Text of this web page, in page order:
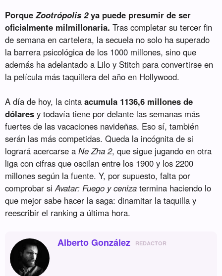
PorqueZootrópolis 2ya puede presumir de ser
oficialmente milmillonaria. Tras completar su tercer fin
de semana en cartelera, la secuela no solo ha superado
la barrera psicológica de los 1000 millones, sino que
además ha adelantado a Lilo y Stitch para convertirse en
la película más taquillera del año en Hollywood.
A día de hoy, la cintaacumula 1136,6 millones de
dólares y todavía tiene por delante las semanas más
fuertes de las vacaciones navideñas. Eso sí, también
serán las más competidas. Queda la incógnita de si
logrará acercarse aNe Zha 2, que sigue jugando en otra
liga con cifras que oscilan entre los 1900 y los 2200
millones según la fuente. Y, por supuesto, falta por
comprobar siAvatar: Fuego y ceniza termina haciendo lo
que mejor sabe hacer la saga: dinamitar la taquilla y
reescribir el ranking a última hora.
Alberto González REDACTOR